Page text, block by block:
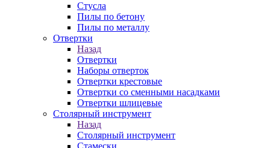
Стусла
Пилы по бетону
Пилы по металлу
Отвертки
Назад
Отвертки
Наборы отверток
Отвертки крестовые
Отвертки со сменными насадками
Отвертки шлицевые
Столярный инструмент
Назад
Столярный инструмент
Стамески